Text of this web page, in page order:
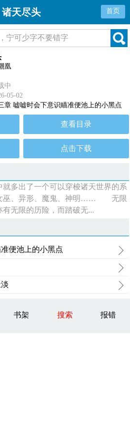
诸天尽头 首页
凰
中
05-02
章 嘘嘘时会下意识瞄准便池上的小黑点
查看目录
点击下载
多出了一个可以穿梭诸天世界的系
、异形、魔鬼、神明…… 无限
无限的历险，而踏破无...
便池上的小黑点
书架 搜索 报错